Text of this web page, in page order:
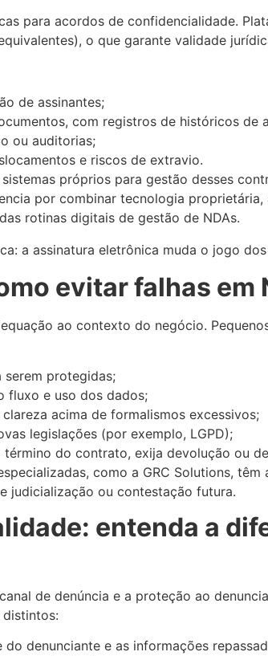
para acordos de confidencialidade.
o que garante validade
de assinantes;
com registros de históricos de
ou auditorias;
e riscos de extravio.
próprios para gestão desses
por combinar tecnologia
rotinas digitais de gestão de NDAs.
a assinatura eletrônica muda o jogo
evitar falhas em
ao contexto do negócio.
serem protegidas;
fluxo e uso dos dados;
acima de formalismos excessivos;
legislações (por exemplo, LGPD);
do contrato, exija devolução ou
como a GRC Solutions,
judicialização ou contestação futura.
entenda a
de denúncia e a proteção ao
denunciante e as informações